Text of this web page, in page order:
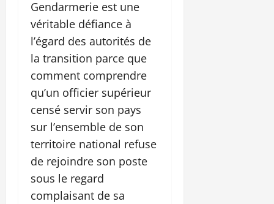
Gendarmerie est une
véritable défiance à
l’égard des autorités de
la transition parce que
comment comprendre
qu’un officier supérieur
censé servir son pays
sur l’ensemble de son
territoire national refuse
de rejoindre son poste
sous le regard
complaisant de sa